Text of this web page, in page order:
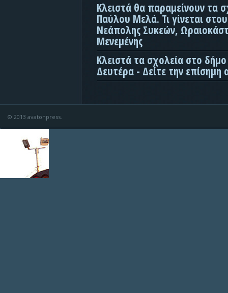
Κλειστά θα παραμείνουν τα
Παύλου Μελά. Τι γίνεται
Νεάπολης Συκεών,
Μενεμένης
Κλειστά τα σχολεία στο
Δευτέρα - Δείτε την επίσημη
© 2013 avatonpress.